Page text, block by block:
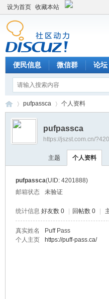
设为首页 收藏本站
便民信息 微信群 论坛
›
pufpassca 个人资料
pufpassca
https://jszst.com.cn/
主题 个人资料
pufpassca(UID: 4201888)
邮箱状态
未验证
统计信息 好友数 0 回帖数 0
真实姓名 Puff Pass
个人主页
https://puff-pass.ca/